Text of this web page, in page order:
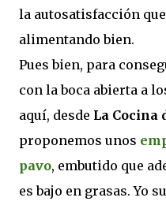
la autosatisfacción
alimentando bien.
Pues bien, para
con la boca abierta a
aquí, desde La Cocina
proponemos unos
pavo, embutido que
es bajo en grasas. Yo